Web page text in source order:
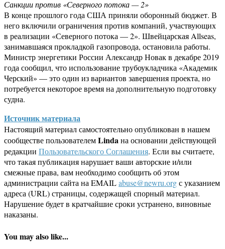
Санкции против «Северного потока — 2»
В конце прошлого года США приняли оборонный бюджет. В
него включили ограничения против компаний, участвующих
в реализации «Северного потока — 2». Швейцарская Allseas,
занимавшаяся прокладкой газопровода, остановила работы.
Министр энергетики России Александр Новак в декабре 2019
года сообщил, что использование трубоукладчика «Академик
Черский» — это один из вариантов завершения проекта, но
потребуется некоторое время на дополнительную подготовку
судна.
Источник материала
Настоящий материал самостоятельно опубликован в нашем
сообществе пользователемLindaна основании действующей
редакции Пользовательского Соглашения. Если вы считаете,
что такая публикация нарушает ваши авторские и/или
смежные права, вам необходимо сообщить об этом
администрации сайта на EMAILabuse@newru.orgс указанием
адреса (URL) страницы, содержащей спорный материал.
Нарушение будет в кратчайшие сроки устранено, виновные
наказаны.
You may also like...